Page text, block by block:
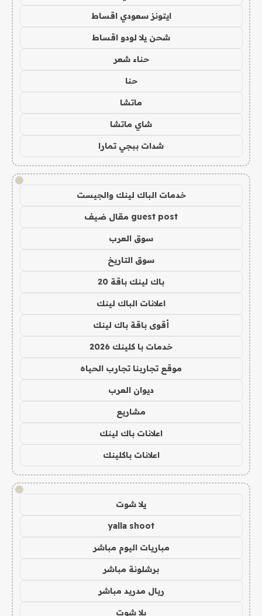
ايتونز سعودي اقساط
شحن يلا لودو اقساط
حناء شعر
حنا
ماتشا
شاي ماتشا
شدات ببجي تمارا
!
خدمات الباك لينك والجيست
guest post مقال ضيف
سوق العرب
سوق التاريخ
باك لينك باقة 20
اعلانات الباك لينك
أقوى باقة باك لينك
خدمات با كلينك 2026
موقع تجاربنا تجارب الحياه
ديوان العرب
مشاريع
اعلانات باك لينك
اعلانات باكلينك
!
يلا شوت
yalla shoot
مباريات اليوم مباشر
برشلونة مباشر
ريال مدريد مباشر
يلا شوت